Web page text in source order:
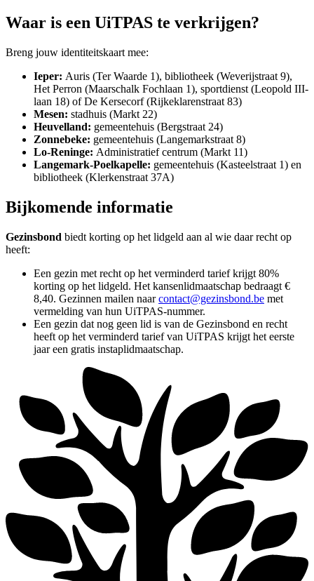
Waar is een UiTPAS te verkrijgen?
Breng jouw identiteitskaart mee:
Ieper: Auris (Ter Waarde 1), bibliotheek (Weverijstraat 9),
Het Perron (Maarschalk Fochlaan 1), sportdienst (Leopold III-
laan 18) of De Kersecorf (Rijkeklarenstraat 83)
Mesen: stadhuis (Markt 22)
Heuvelland: gemeentehuis (Bergstraat 24)
Zonnebeke: gemeentehuis (Langemarkstraat 8)
Lo-Reninge: Administratief centrum (Markt 11)
Langemark-Poelkapelle: gemeentehuis (Kasteelstraat 1) en
bibliotheek (Klerkenstraat 37A)
Bijkomende informatie
Gezinsbond biedt korting op het lidgeld aan al wie daar recht op
heeft:
Een gezin met recht op het verminderd tarief krijgt 80%
korting op het lidgeld. Het kansenlidmaatschap bedraagt €
8,40. Gezinnen mailen naarcontact@gezinsbond.be met
vermelding van hun UiTPAS-nummer.
Een gezin dat nog geen lid is van de Gezinsbond en recht
heeft op het verminderd tarief van UiTPAS krijgt het eerste
jaar een gratis instaplidmaatschap.